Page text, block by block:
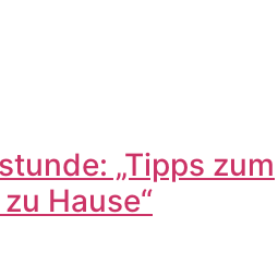
„Tipps zum
Hause“